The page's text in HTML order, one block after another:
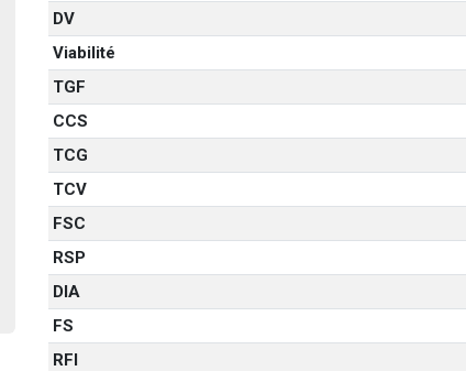
DV
Viabilité
TGF
CCS
TCG
TCV
FSC
RSP
DIA
FS
RFI